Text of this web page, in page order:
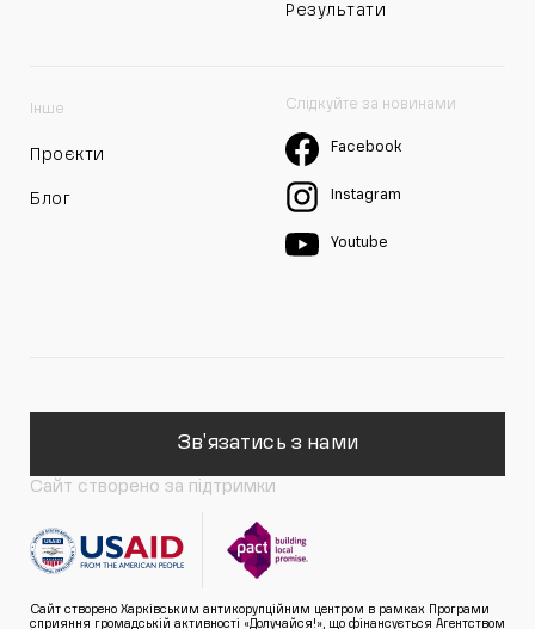
Результати
Інше
Проєкти
Блог
Слідкуйте за новинами
Facebook
Instagram
Youtube
Зв'язатись з нами
Сайт створено за підтримки
Сайт створено Харківським антикорупційним центром в рамках Програми
сприяння громадській активності «Долучайся!», що фінансується Агентством